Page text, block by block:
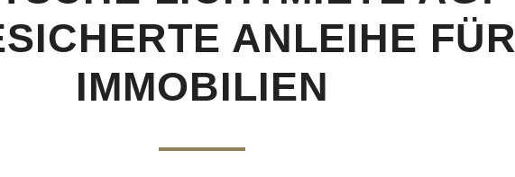
ANLEIHE FÜR
IMMOBILIEN